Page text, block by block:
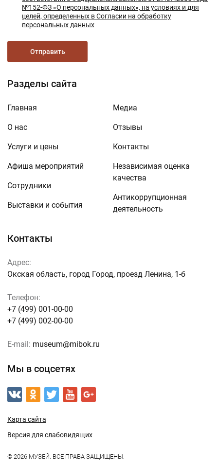
Контакты
Адрес:
Окская область, город Город, проезд Ленина, 1-б
Телефон:
+7 (499) 001-00-00
+7 (499) 002-00-00
E-mail: museum@mibok.ru
Мы в соцсетях
Карта сайта
Версия для слабовидящих
© 2026 МУЗЕЙ. ВСЕ ПРАВА ЗАЩИЩЕНЫ.
Разделы сайта
Главная
О нас
Услуги и цены
Афиша мероприятий
Сотрудники
Выставки и события
Медиа
Отзывы
Контакты
Независимая оценка
качества
Антикоррупционная
деятельность
№152-ФЗ «О персональных данных», на условиях и для
целей, определенных в Согласии на обработку
персональных данных
Отправить